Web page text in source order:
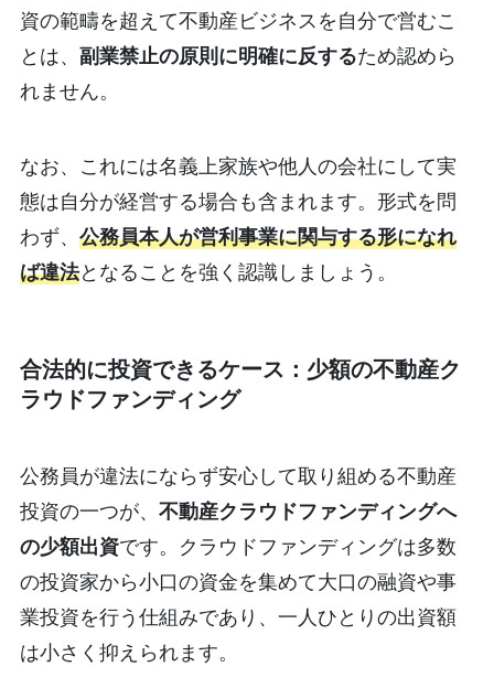
資の範疇を超えて不動産ビジネスを自分で営むこ
とは、 副業禁止の原則に明確に反するため認めら
れません。
なお、これには名義上家族や他人の会社にして実
態は自分が経営する場合も含まれます。形式を問
わず、 公務員本人が営利事業に関与する形になれ
ば違法となることを強く認識しましょう。
合法的に投資できるケース：少額の不動産ク
ラウドファンディング
公務員が違法にならず安心して取り組める不動産
投資の一つが、 不動産クラウドファンディングへ
の少額出資です。クラウドファンディングは多数
の投資家から小口の資金を集めて大口の融資や事
業投資を行う仕組みであり、一人ひとりの出資額
は小さく抑えられます。